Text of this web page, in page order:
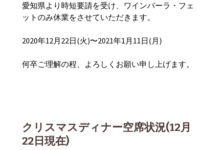
愛知県より時短要請を受け、ワインバーラ・フェ
ットのみ休業をさせていただきます。
2020年12月22日(火)〜2021年1月11日(月)
何卒ご理解の程、よろしくお願い申し上げます。
クリスマスディナー空席状況(12月
22日現在)